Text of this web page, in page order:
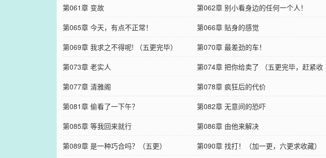
第061章 变故
第062章 别小看身边的任何一个人！
第065章 今天，有点不正常！ 第066章 贴身的感觉
第069章 我求之不得呢! （五更完毕）
第070章 最差劲的车！
第073章 老实人
第074章 把你给卖了 （五更完毕，赶紧收
藏）
第077章 清雅阁
第078章 疯狂后的代价
第081章 偷看了一下午？
第082章 无意间的恐吓
第085章 等我回来就行
第086章 由他来解决
第089章 是一种巧合吗？（五更）
第090章 找打！（加一更，六更求收藏）